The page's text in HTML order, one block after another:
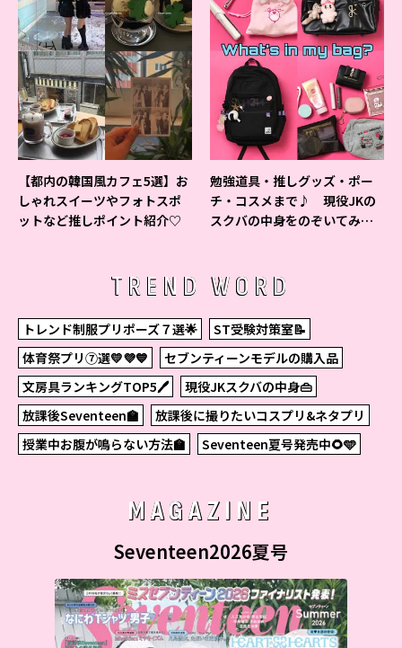
【都内の韓国風カフェ5選】お
しゃれスイーツやフォトスポ
ットなど推しポイント紹介♡
勉強道具・推しグッズ・ポー
チ・コスメまで♪ 現役JKの
スクバの中身をのぞいてみ
TREND WORD
トレンド制服プリポーズ７選🌟
ST受験対策室📝
体育祭プリ⑦選💛💜💙
セブンティーンモデルの購入品
文房具ランキングTOP5🖊
現役JKスクバの中身👜
放課後Seventeen🏫
放課後に撮りたいコスプリ&ネタプリ
授業中お腹が鳴らない方法🏫
Seventeen夏号発売中🌻🩵
MAGAZINE
Seventeen2026夏号